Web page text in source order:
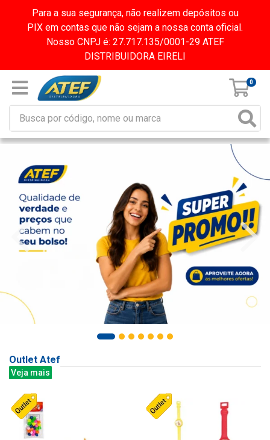
Para a sua segurança, não realizem depósitos ou
PIX em contas que não sejam a nossa conta oficial.
Nosso CNPJ é: 27.717.135/0001-29 ATEF
DISTRIBUIDORA EIRELI
0
Outlet Atef
Veja mais